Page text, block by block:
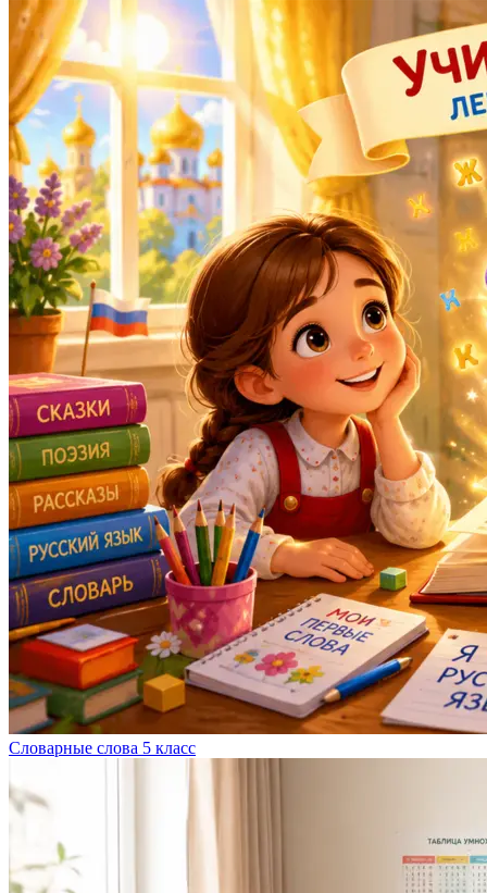
Словарные слова 5 класс